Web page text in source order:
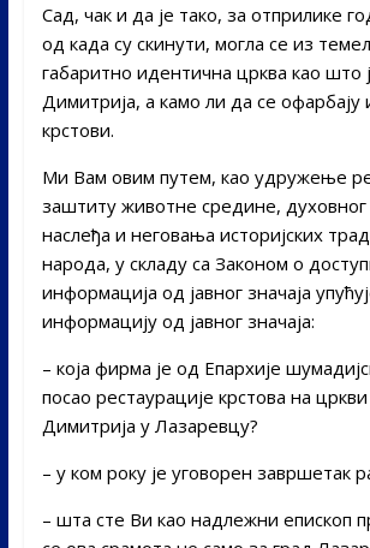
Сад, чак и да је тако, за отприлике
од када су скинути, могла се из
габаритно идентична црква као што
Димитрија, а камо ли да се офарбају
крстови.
Ми Вам овим путем, као удружење
заштиту животне средине, духовног
наслеђа и неговања историјских
народа, у складу са Законом о
информација од јавног значаја
информацију од јавног значаја:
– која фирма je од Епархије
посао рестаурације крстова на
Димитрија у Лазаревцу?
– у ком року је уговорен завршетак
– шта сте Ви као надлежни епископ